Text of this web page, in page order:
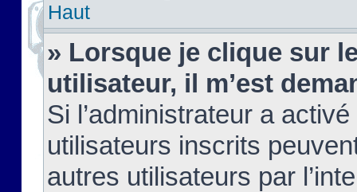
Haut
» Lorsque je clique sur
utilisateur, il m’est
Si l’administrateur a
utilisateurs inscrits
autres utilisateurs par